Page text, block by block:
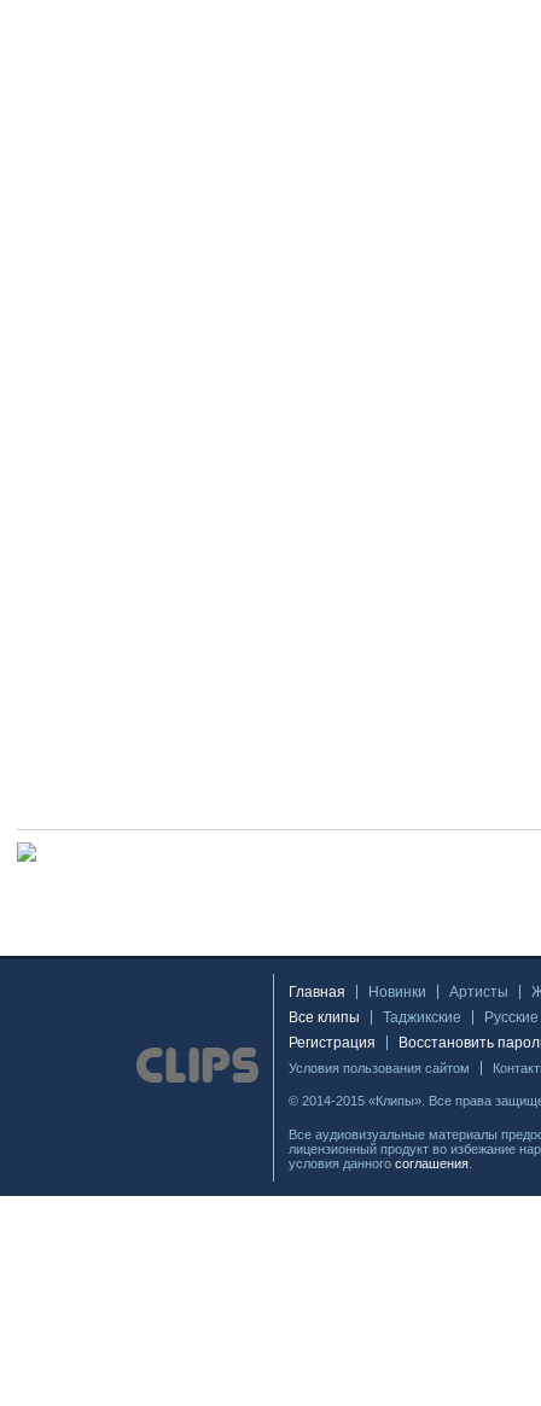
Главная Новинки Артисты
Все клипы
Таджикские
Русские
Регистрация
Восстановить
Условия пользования сайтом
© 2014-2015 «Клипы». Все права
Все аудиовизуальные материалы
лицензионный продукт во избежание
условия данного соглашения